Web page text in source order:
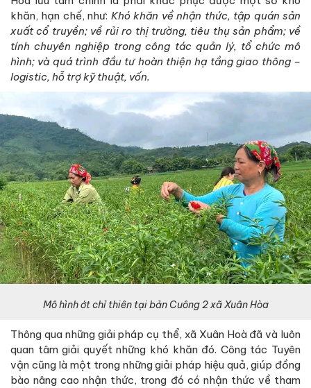
khăn, hạn chế, như: Khó khăn về nhận thức, tập quán sản
xuất cổ truyền; về rủi ro thị trường, tiêu thụ sản phẩm; về
tính chuyên nghiệp trong công tác quản lý, tổ chức mô
hình; và quá trình đầu tư hoàn thiện hạ tầng giao thông –
logistic, hỗ trợ kỹ thuật, vốn.
Mô hình ớt chỉ thiên tại bản Cuông 2 xãXuân Hòa
Thông qua những giải pháp cụ thể, xã Xuân Hoà đã và luôn
quan tâm giải quyết những khó khăn đó. Công tác Tuyên
vận cũng là một trong những giải pháp hiệu quả, giúp đồng
bào nâng cao nhận thức, trong đó có nhận thức về tham